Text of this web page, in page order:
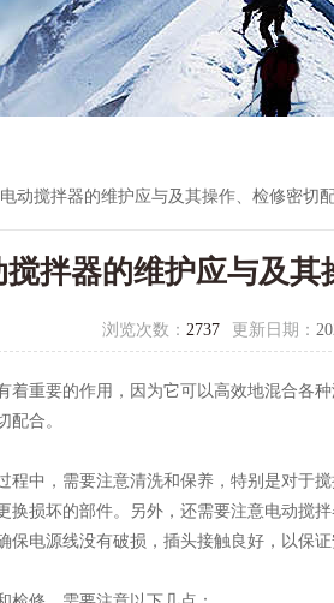
动搅拌器的维护应与及其操作、检修密切
拌器的维护应与及其
浏览次数： 2737 更新日期：
着重要的作用，因为它可以高效地混合各
配合。
，需要注意清洗和保养，特别是对于搅
换损坏的部件。另外，还需要注意电动搅
电源线没有破损，插头接触良好，以保证